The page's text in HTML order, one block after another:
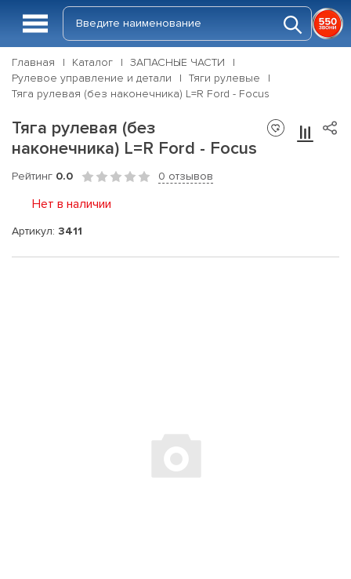
Главная Каталог
ЗАПАСНЫЕ ЧАСТИ
Рулевое управление и детали
Тяги рулевые
Тяга рулевая (без наконечника) L=R Ford - Focus
Тяга рулевая (без
наконечника) L=R Ford - Focus
Рейтинг 0.0 0 отзывов
Нет в наличии
Артикул: 3411